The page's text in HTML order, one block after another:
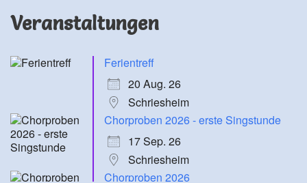
Veranstaltungen
Ferientreff
20 Aug. 26
Schriesheim
Chorproben 2026 - erste Singstunde
17 Sep. 26
Schriesheim
Chorproben 2026